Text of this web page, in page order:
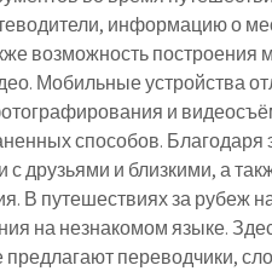
информацию о
возможность
Мобильные устройства
и
способов.
с друзьями и близкими, а
В путешествиях за рубеж
на незнакомом языке.
переводчики,